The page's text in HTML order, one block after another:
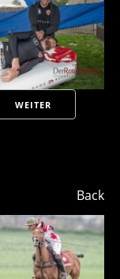
WEITER
Back